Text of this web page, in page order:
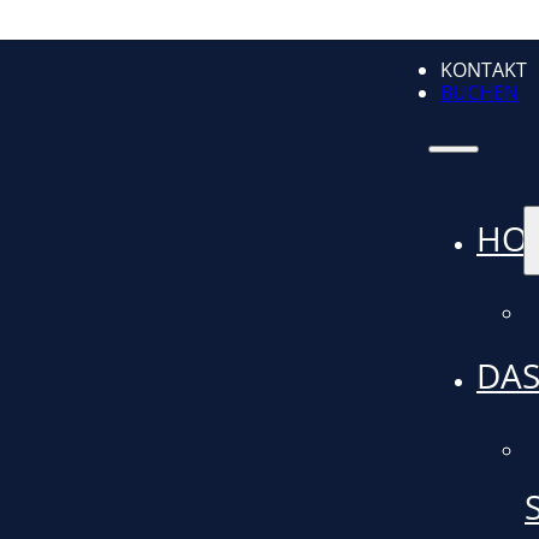
KONTAKT
BUCHEN